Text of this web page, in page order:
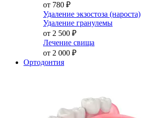
от 780 ₽
Удаление экзостоза (нароста)
Удаление гранулемы
от 2 500 ₽
Лечение свища
от 2 000 ₽
Ортодонтия